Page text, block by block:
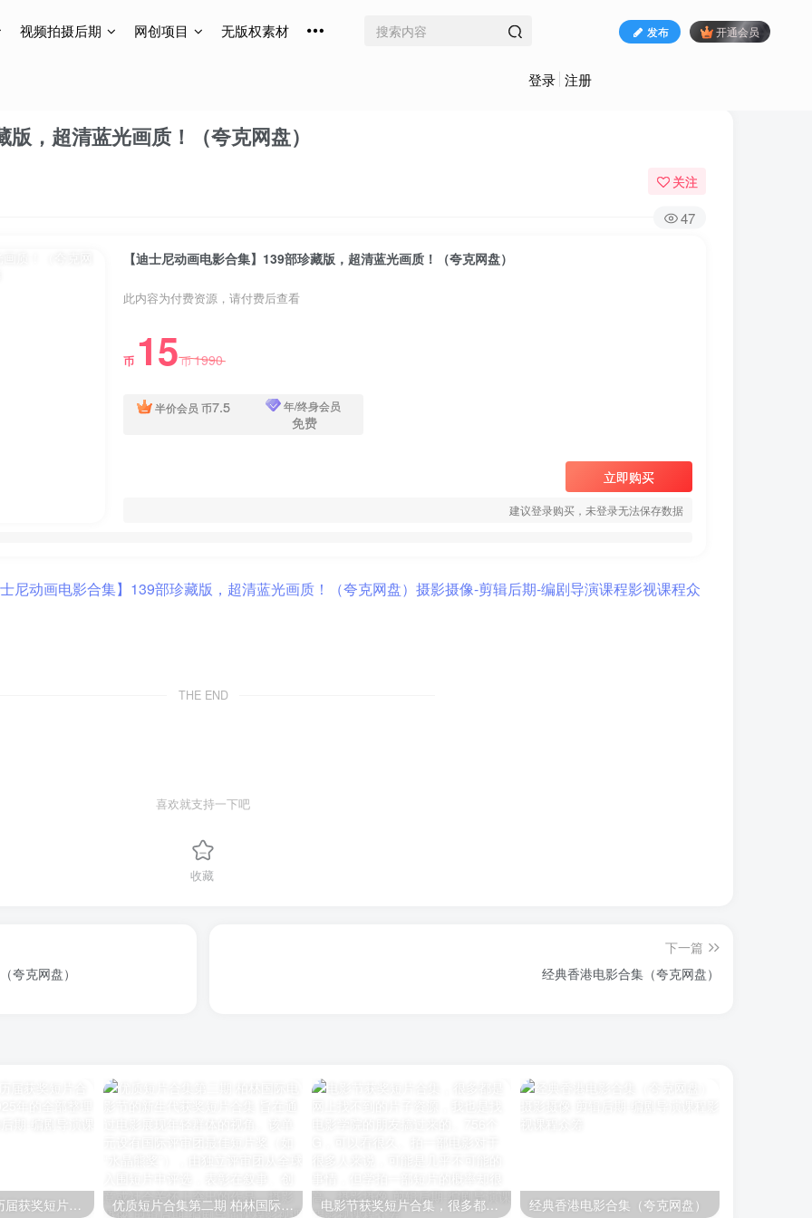
视频拍摄后期 网创项目 无版权素材 发布 开通会员
登录 注册
，超清蓝光画质！（夸克网盘）
关注
47
【迪士尼动画电影合集】139部珍藏版，超清蓝光画质！（夸克网盘）
此内容为付费资源，请付费后查看
币 15币1990
半价会员 币7.5 年/终身会员
免费
立即购买
建议登录购买，未登录无法保存数据
THE END
喜欢就支持一下吧
收藏
夸克网盘）
下一篇
经典香港电影合集（夸克网盘）
优质短片合集第二期 柏林国际电影节的新生代获奖短片合集 旨在通过电影展现年轻群体的视角。该单元设有国际评审团最佳短片奖（如“水晶熊奖”），由独立评审团从全球入围短片中评选，表彰在叙事、创意或社会关怀上突出的作品。 电影节获奖短片合集，很多都是网上找不到的片子资源，我也是找电影学院的朋友搞过来的。756个G，可以看很久。拍一部电影对于很多人来说，可能是几乎不可能的事情，但学拍一部短片的概率却很高。 经典香港电影合集（夸克网盘）